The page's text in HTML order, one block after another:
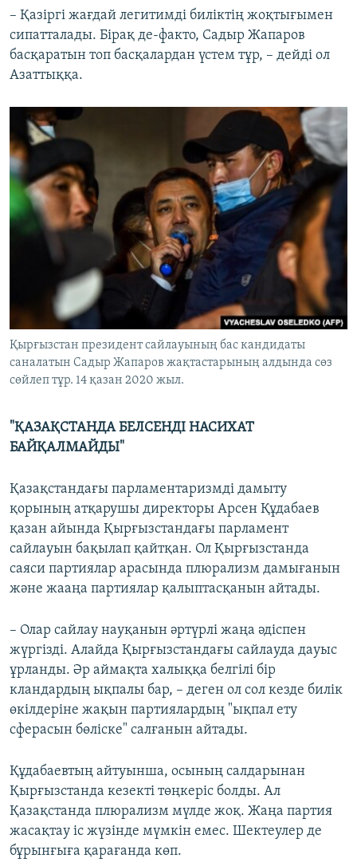
– Қазіргі жағдай легитимді биліктің жоқтығымен
сипатталады. Бірақ де-факто, Садыр Жапаров
басқаратын топ басқалардан үстем тұр, – дейді ол
Азаттыққа.
Қырғызстан президент сайлауының бас кандидаты
саналатын Садыр Жапаров жақтастарының алдында сөз
сөйлеп тұр. 14 қазан 2020 жыл.
"ҚАЗАҚСТАНДА БЕЛСЕНДІ НАСИХАТ
БАЙҚАЛМАЙДЫ"
Қазақстандағы парламентаризмді дамыту
қорының атқарушы директоры Арсен Құдабаев
қазан айында Қырғызстандағы парламент
сайлауын бақылап қайтқан. Ол Қырғызстанда
саяси партиялар арасында плюрализм дамығанын
және жааңа партиялар қалыптасқанын айтады.
– Олар сайлау науқанын әртүрлі жаңа әдіспен
жүргізді. Алайда Қырғызстандағы сайлауда дауыс
ұрланды. Әр аймақта халыққа белгілі бір
кландардың ықпалы бар, – деген ол сол кезде билік
өкілдеріне жақын партиялардың "ықпал ету
сферасын бөліске" салғанын айтады.
Құдабаевтың айтуынша, осының салдарынан
Қырғызстанда кезекті төңкеріс болды. Ал
Қазақстанда плюрализм мүлде жоқ. Жаңа партия
жасақтау іс жүзінде мүмкін емес. Шектеулер де
бұрынғыға қарағанда көп.